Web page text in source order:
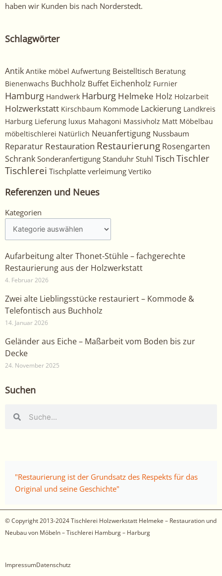
haben wir Kunden bis nach Norderstedt.
Schlagwörter
Antik Antike möbel Aufwertung Beistelltisch Beratung
Bienenwachs Buchholz Buffet Eichenholz Furnier
Hamburg Handwerk Harburg Helmeke Holz Holzarbeit
Holzwerkstatt Kirschbaum Kommode Lackierung Landkreis
Harburg Lieferung luxus Mahagoni Massivholz Matt Möbelbau
möbeltischlerei Natürlich Neuanfertigung Nussbaum
Reparatur Restauration Restaurierung Rosengarten
Schrank Sonderanfertigung Standuhr Stuhl Tisch Tischler
Tischlerei Tischplatte verleimung Vertiko
Referenzen und Neues
Kategorien
Kategorien
Aufarbeitung alter Thonet-Stühle – fachgerechte
Restaurierung aus der Holzwerkstatt
4. Februar 2026
Zwei alte Lieblingsstücke restauriert – Kommode &
Telefontisch aus Buchholz
14. Januar 2026
Geländer aus Eiche – Maßarbeit vom Boden bis zur
Decke
24. November 2025
Suchen
"Restaurierung ist der Grundsatz des Respekts für das
Original und seine Geschichte"
© Copyright 2013-2024Tischlerei Holzwerkstatt Helmeke – Restauration und
Neubau von Möbeln – Tischlerei Hamburg – Harburg
ImpressumDatenschutz